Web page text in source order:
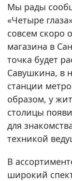
Мы рады
«Четыре
совсем скоро
магазина в
точка будет
Савушкина, в
станции
образом, у
столицы
для
техникой
В
широкий